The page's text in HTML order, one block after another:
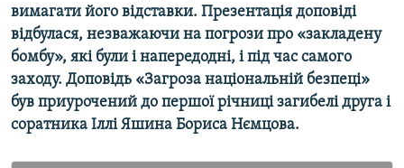
Усі сайти RFE/RL
вимагати його відставки. Презентація доповіді
відбулася, незважаючи на погрози про «закладену
бомбу», які були і напередодні, і під час самого
заходу. Доповідь «Загроза національній безпеці»
був приурочений до першої річниці загибелі друга і
соратника Іллі Яшина Бориса Нємцова.